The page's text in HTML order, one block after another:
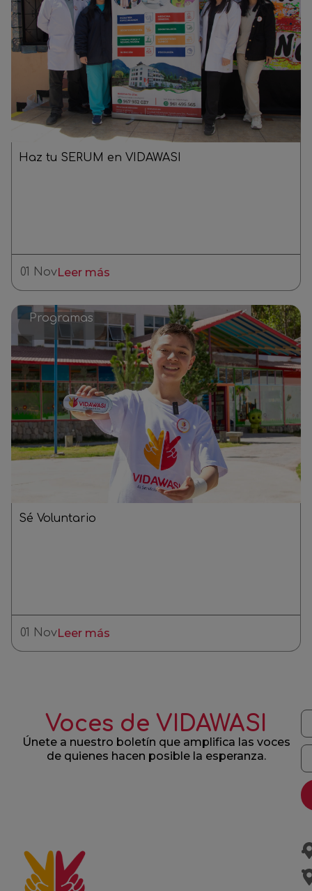
Haz tu SERUM en VIDAWASI
01 NovLeer más
Programas
Sé Voluntario
01 NovLeer más
Voces de VIDAWASI
Únete a nuestro boletín que amplifica las voces
de quienes hacen posible la esperanza.